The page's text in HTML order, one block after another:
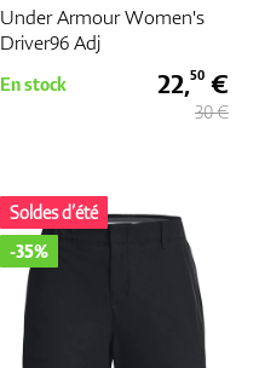
Under Armour Women's
Driver96 Adj
En stock 22,50 €
30 €
Soldes d’été
-35%